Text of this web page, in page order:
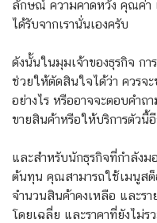
ลักษณ์ ความคาดหวัง คุณค่า
ได้รับจากเรานั่นเองครับ
ดังนั้นในมุมเจ้าของธุรกิจ การ
ช่วยให้ตัดสินใจได้ว่า ควรจ
อย่างไร หรืออาจจะตอบคำถ
ขายสินค้าหรือให้บริการตัวนี้
และสำหรับนักธุรกิจที่กำลังม
ต้นทุน คุณสามารถใช้เมนูส
จำนวนสินค้าคงเหลือ และรา
โดยเฉลี่ย และราคาที่ยังไม่